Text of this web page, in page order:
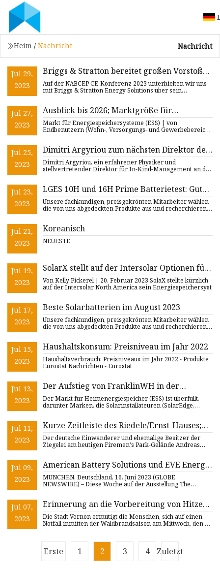
Heim / Nachricht Nachricht
Jul 29,
2023
Briggs & Stratton bereitet großen Vorstoß
für SimpliPHI ESS für Privathaushalte, C&I
vor
Auf der NABCEP CE-Konferenz 2023 unterhielten wir uns
mit Briggs & Stratton Energy Solutions über sein
Jul 27,
2023
Ausblick bis 2026; Marktgröße für
Energiespeichersysteme (ESS) und
Prognoseanalysen [Neuer 119-seitiger
Markt für Energiespeichersysteme (ESS) | von
Endbenutzern (Wohn-, Versorgungs- und Gewerbebereich)
Jul 25,
2023
Dimitri Argyriou zum nächsten Direktor der
Advanced Light Source des Berkeley Lab
ernannt
Dimitri Argyriou, ein erfahrener Physiker und
stellvertretender Direktor für In-Kind-Management an der
Jul 23,
2023
LGES 10H und 16H Prime Batterietest: Gute
Batterien zu einem tollen Preis
Unsere fachkundigen, preisgekrönten Mitarbeiter wählen
die von uns abgedeckten Produkte aus und recherchieren
Jul 21,
2023
Koreanisch
NEUESTE
Jul 19,
2023
SolarX stellt auf der Intersolar Optionen für
Energiespeichersysteme vor
Von Kelly Pickerel | 20. Februar 2023 SolaX stellte kürzlich
auf der Intersolar North America sein Energiespeichersyst
Jul 17,
2023
Beste Solarbatterien im August 2023
Unsere fachkundigen, preisgekrönten Mitarbeiter wählen
die von uns abgedeckten Produkte aus und recherchieren
Jul 15,
2023
Haushaltskonsum: Preisniveau im Jahr 2022
Haushaltsverbrauch: Preisniveaus im Jahr 2022 - Produkte
Eurostat Nachrichten - Eurostat
Jul 13,
2023
Der Aufstieg von FranklinWH in der
Energiespeicherung für Privathaushalte
Der Markt für Heimenergiespeicher (ESS) ist überfüllt,
darunter Marken, die Solarinstallateuren (SolarEdge,
Jul 11,
2023
Kurze Zeitleiste des Riedele/Ernst-Hauses;
Ess-Grundstück ist für die Entwicklung
bereit
Der deutsche Einwanderer und ehemalige Besitzer der
Ziegelei am heutigen Firemen's Park-Gelände Andreas
Jul 09,
2023
American Battery Solutions und EVE Energy
schließen Rahmenliefervertrag (MSA) für
prismatische LFP-Zellen im TeraStor™ BESS-
MÜNCHEN, Deutschland, 16. Juni 2023 (GLOBE
NEWSWIRE) – Diese Woche auf der Ausstellung The
Jul 07,
2023
Erinnerung an die Vorbereitung von Hitze
und Waldbränden für die Bewohner von
Okanagan
Die Stadt Vernon ermutigt die Menschen, sich auf einen
Notfall inmitten der Waldbrandsaison am Mittwoch, den 2.
Erste 1 2 3 4 Zuletzt